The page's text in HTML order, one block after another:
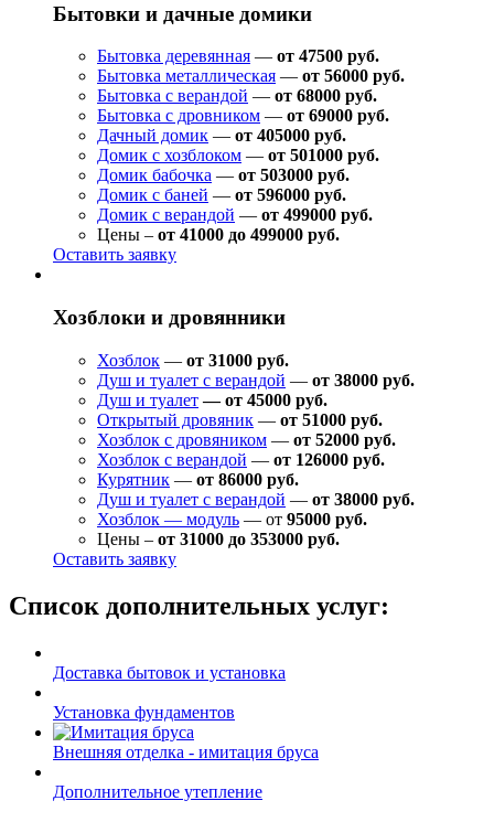
Бытовки и дачные домики
Бытовка деревянная — от 47500 руб.
Бытовка металлическая — от 56000 руб.
Бытовка с верандой — от 68000 руб.
Бытовка с дровником — от 69000 руб.
Дачный домик — от 405000 руб.
Домик с хозблоком — от 501000 руб.
Домик бабочка — от 503000 руб.
Домик с баней — от 596000 руб.
Домик с верандой — от 499000 руб.
Цены – от 41000 до 499000 руб.
Оставить заявку
Хозблоки и дровянники
Хозблок — от 31000 руб.
Душ и туалет с верандой — от 38000 руб.
Душ и туалет— от 45000 руб.
Открытый дровяник — от 51000 руб.
Хозблок с дровяником — от 52000 руб.
Хозблок с верандой — от 126000 руб.
Курятник — от 86000 руб.
Душ и туалет с верандой — от 38000 руб.
Хозблок — модуль — от 95000 руб.
Цены – от 31000 до 353000 руб.
Оставить заявку
Список дополнительных услуг:
Доставка бытовок и установка
Установка фундаментов
Внешняя отделка - имитация бруса
Дополнительное утепление